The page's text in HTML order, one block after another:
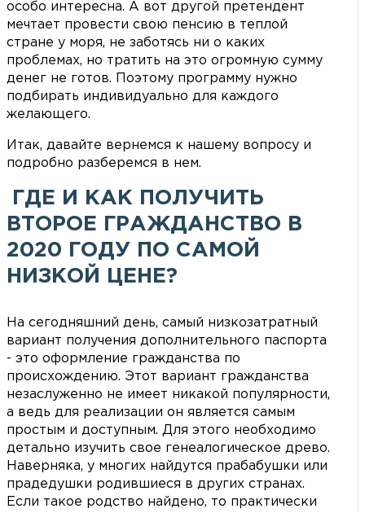
особо интересна. А вот другой претендент
мечтает провести свою пенсию в теплой
стране у моря, не заботясь ни о каких
проблемах, но тратить на это огромную сумму
денег не готов. Поэтому программу нужно
подбирать индивидуально для каждого
желающего.
Итак, давайте вернемся к нашему вопросу и
подробно разберемся в нем.
ГДЕ И КАК ПОЛУЧИТЬ
ВТОРОЕ ГРАЖДАНСТВО В
2020 ГОДУ ПО САМОЙ
НИЗКОЙ ЦЕНЕ?
На сегодняшний день, самый низкозатратный
вариант получения дополнительного паспорта
- это оформление гражданства по
происхождению. Этот вариант гражданства
незаслуженно не имеет никакой популярности,
а ведь для реализации он является самым
простым и доступным. Для этого необходимо
детально изучить свое генеалогическое древо.
Наверняка, у многих найдутся прабабушки или
прадедушки родившиеся в других странах.
Если такое родство найдено, то практически